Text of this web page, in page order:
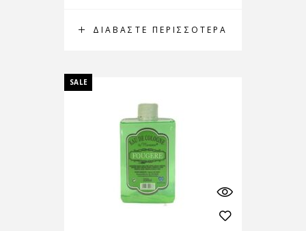
ΔΙΑΒΆΣΤΕ ΠΕΡΙΣΣΌΤΕΡΑ
SALE